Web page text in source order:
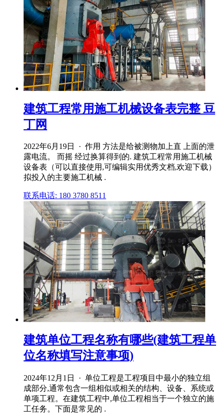
建筑工程常用施工机械设备表完整 豆
丁网
2022年6月19日 · 作用 方法是给被测物加上直 上面的泄
露电流。 而摇 经过换算得到的. 建筑工程常用施工机械
设备表（可以直接使用,可编辑实用优秀文档,欢迎下载）
拟投入的主要施工机械 .
联系电话: 180 3780 8511
建筑单位工程名称有哪些(建筑工程单
位名称填写注意事项)
2024年12月1日 · 单位工程是工程项目中最小的独立组
成部分,通常包含一组相似或相关的结构、设备、系统或
单项工程。在建筑工程中,单位工程相当于一个独立的施
工任务。下面是常见的 .